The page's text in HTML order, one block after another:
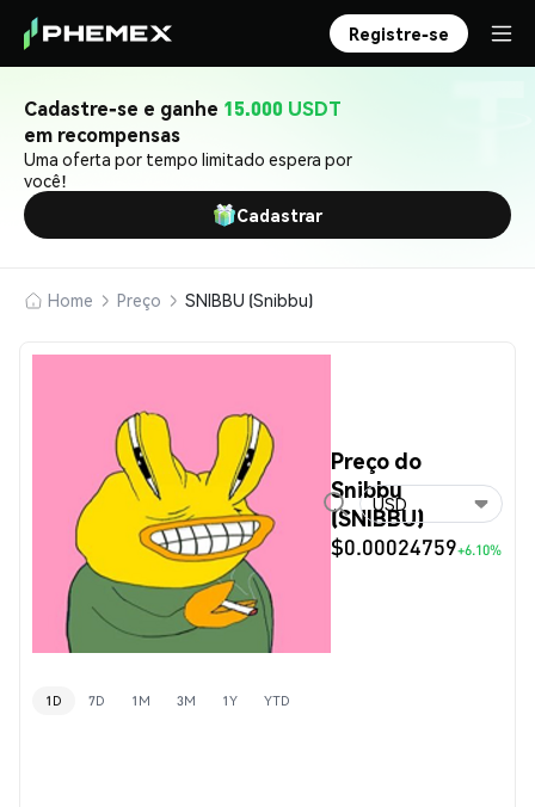
Registre-se
Cadastre-se e ganhe 15.000 USDT
em recompensas
Uma oferta por tempo limitado espera por
você!
Cadastrar
Home Preço SNIBBU (Snibbu)
Preço do
Snibbu
(SNIBBU)
$0.00024759+6.10%
USD
1D 7D 1M 3M 1Y YTD